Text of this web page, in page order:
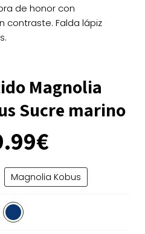
de honor con
contraste. Falda lápiz
Magnolia
Sucre marino
€
Magnolia Kobus